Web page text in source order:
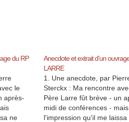
du RP
le
après-
ne
Anecdote et extrait d’un
LARRE
1. Une anecdote, par
Sterckx : Ma rencontre
Père Larre fût brève - un
midi de conférences - mais
l'impression qu'il me laissa